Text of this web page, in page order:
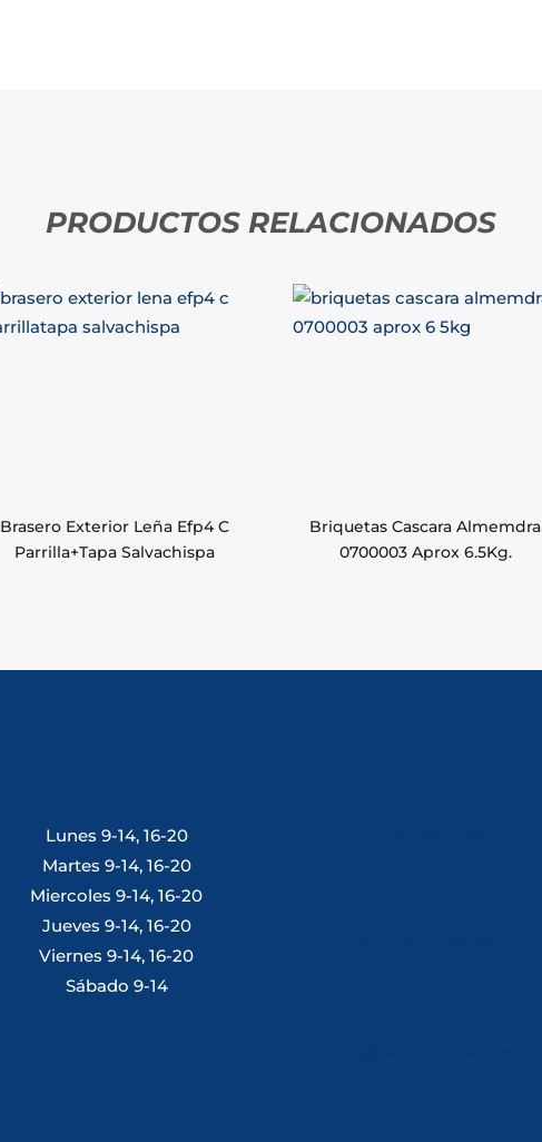
PRODUCTOS RELACIONADOS
Brasero Exterior Leña Efp4 C
Parrilla+Tapa Salvachispa
Briquetas Cascara Almemdra
0700003 Aprox 6.5Kg.
Lunes 9-14, 16-20
Martes 9-14, 16-20
Miercoles 9-14, 16-20
Jueves 9-14, 16-20
Viernes 9-14, 16-20
Sábado 9-14